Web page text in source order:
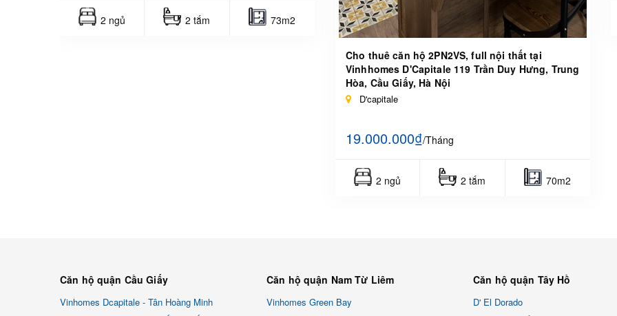
2 ngủ 2 tắm 73m2
Cho thuê căn hộ 2PN2VS, full nội thất tại
Vinhhomes D'Capitale 119 Trần Duy Hưng, Trung
Hòa, Cầu Giấy, Hà Nội
D'capitale
19.000.000₫/Tháng
2 ngủ 2 tắm 70m2
Căn hộ quận Cầu Giấy
Vinhomes Dcapitale - Tân Hoàng Minh
Căn hộ quận Nam Từ Liêm
Vinhomes Green Bay
Căn hộ quận Tây Hồ
D' El Dorado